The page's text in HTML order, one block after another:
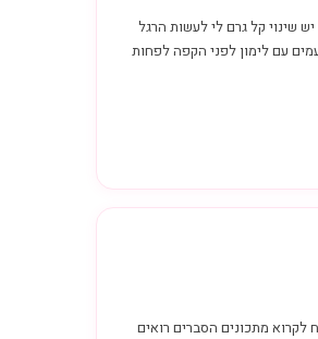
שינוי קל גרם לי לעשות הרגל
לפעמים עם לימון לפני הקפה לפחות
לקרוא מתכונים הסברים רואים